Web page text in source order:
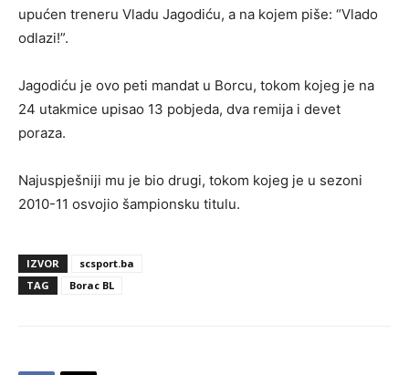
upućen treneru Vladu Jagodiću, a na kojem piše: “Vlado
odlazi!”.
Jagodiću je ovo peti mandat u Borcu, tokom kojeg je na
24 utakmice upisao 13 pobjeda, dva remija i devet
poraza.
Najuspješniji mu je bio drugi, tokom kojeg je u sezoni
2010-11 osvojio šampionsku titulu.
IZVOR
scsport.ba
TAG
Borac BL